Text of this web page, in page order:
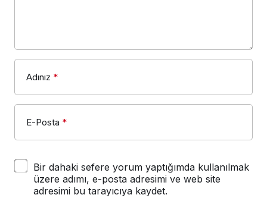
Adınız *
E-Posta *
Bir dahaki sefere yorum yaptığımda kullanılmak
üzere adımı, e-posta adresimi ve web site
adresimi bu tarayıcıya kaydet.